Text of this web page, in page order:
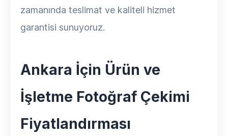
zamanında teslimat ve kaliteli hizmet
garantisi sunuyoruz.
Ankara İçin Ürün ve
İşletme Fotoğraf Çekimi
Fiyatlandırması